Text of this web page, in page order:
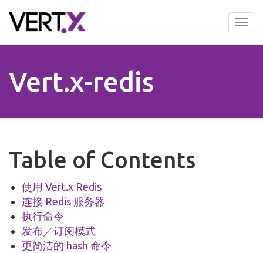
to
Vert.x-redis
Table of Contents
使用 Vert.x Redis
连接 Redis 服务器
执行命令
发布／订阅模式
更简洁的 hash 命令